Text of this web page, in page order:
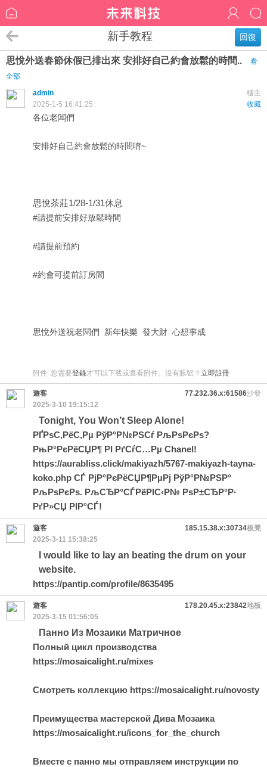
回復
新手教程
思悅外送春節休假已排出來 安排好自己約會放鬆的時間..
看
全部
樓主
admin
收藏
2025-1-5 16:41:25
各位老闆們
安排好自己約會放鬆的時間唷~
思悅茶莊1/28-1/31休息
#請提前安排好放鬆時間
#請提前預約
#約會可提前訂房間
思悅外送祝老闆們 新年快樂 發大財 心想事成
附件: 您需要登錄才可以下載或查看附件。沒有賬號？ 立即註冊
沙發
遊客
77.232.36.x:61586
2025-3-10 19:15:12
Tonight, You Won’t Sleep Alone!
РҐРѕС‚РёС‚Рµ РўР°Р№РЅСѓ РљРѕРєРѕ?
РњР°РєРёСЏР¶ РІ РґСѓС…Рµ Chanel!
https://aurabliss.click/makiyazh/5767-makiyazh-tayna-
koko.php СЃ РјР°РєРёСЏР¶РµРј РўР°Р№РЅР°
РљРѕРєРѕ. РљСЂР°СЃРёРІС‹Р№ РѕР±СЂР°Р·
РґР»СЏ РІР°СЃ!
板凳
遊客
185.15.38.x:30734
2025-3-11 15:38:25
I would like to lay an beating the drum on your
website.
https://pantip.com/profile/8635495
地板
遊客
178.20.45.x:23842
2025-3-15 01:56:05
Панно Из Мозаики Матричное
Полный цикл производства
https://mosaicalight.ru/mixes
Смотреть коллекцию https://mosaicalight.ru/novosty
Преимущества мастерской Дива Мозаика
https://mosaicalight.ru/icons_for_the_church
Вместе с панно мы отправляем инструкции по